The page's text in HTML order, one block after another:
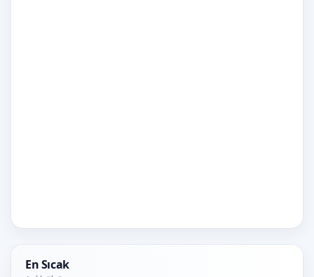
En Sıcak